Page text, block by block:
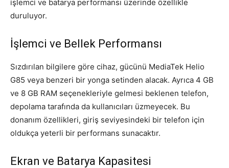
işlemci ve batarya performansı üzerinde özellikle
duruluyor.
İşlemci ve Bellek Performansı
Sızdırılan bilgilere göre cihaz, gücünü MediaTek Helio
G85 veya benzeri bir yonga setinden alacak. Ayrıca 4 GB
ve 8 GB RAM seçenekleriyle gelmesi beklenen telefon,
depolama tarafında da kullanıcıları üzmeyecek. Bu
donanım özellikleri, giriş seviyesindeki bir telefon için
oldukça yeterli bir performans sunacaktır.
Ekran ve Batarya Kapasitesi